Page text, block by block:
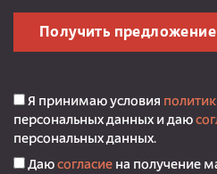
Получить предложение
Я принимаю условия
персональных данных и даю
персональных данных.
Даю согласие на получение